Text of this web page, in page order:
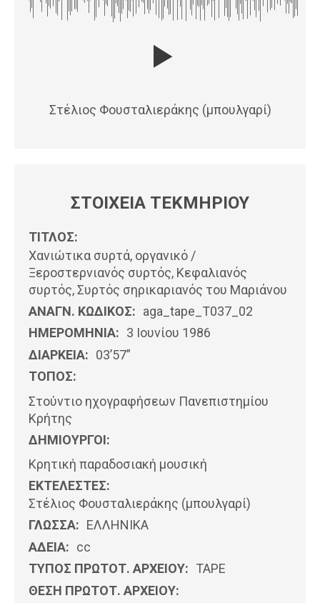
Στέλιος Φουσταλιεράκης (μπουλγαρί)
ΣΤΟΙΧΕΙΑ ΤΕΚΜΗΡΙΟΥ
ΤΙΤΛΟΣ:
Χανιώτικα συρτά, οργανικό /
Ξεροστερνιανός συρτός, Κεφαλιανός
συρτός, Συρτός σηρικαριανός του Μαριάνου
ΑΝΑΓΝ. ΚΩΔΙΚΟΣ: aga_tape_T037_02
ΗΜΕΡΟΜΗΝΊΑ: 3 Ιουνίου 1986
ΔΙΑΡΚΕΙΑ: 03’57”
ΤΟΠΟΣ:
Στούντιο ηχογραφήσεων Πανεπιστημίου
Κρήτης
ΔΗΜΙΟΥΡΓΟΙ:
Κρητική παραδοσιακή μουσική
ΕΚΤΕΛΕΣΤΕΣ:
Στέλιος Φουσταλιεράκης (μπουλγαρί)
ΓΛΩΣΣΑ: ΕΛΛΗΝΙΚΆ
ΑΔΕΙΑ: cc
ΤΥΠΟΣ ΠΡΩΤΟΤ. ΑΡΧΕΙΟΥ: ΤΑΡΕ
ΘΕΣΗ ΠΡΩΤΟΤ. ΑΡΧΕΙΟΥ: